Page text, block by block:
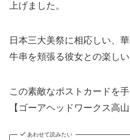
上げました。
日本三大美祭に相応しい、
牛串を頬張る彼女との楽し
この素敵なポストカードを手
【ゴーアヘッドワークス高
あわせて読みたい